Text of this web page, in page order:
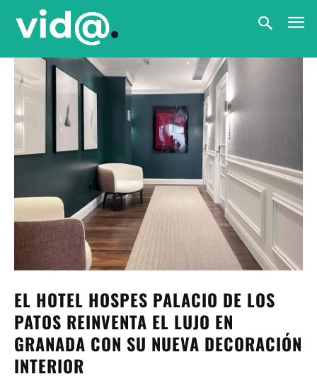
EL HOTEL HOSPES PALACIO DE LOS
PATOS REINVENTA EL LUJO EN
GRANADA CON SU NUEVA DECORACIÓN
INTERIOR